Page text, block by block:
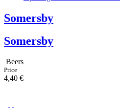
Somersby
Somersby
Beers
Price
4,40 €